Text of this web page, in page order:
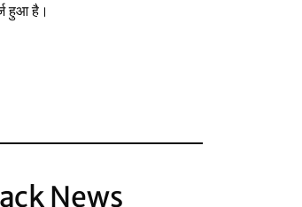
हुआ है।
News